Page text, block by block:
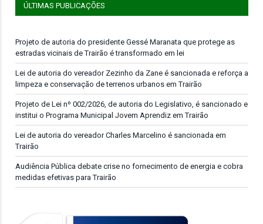
ÚLTIMAS PUBLICAÇÕES
Projeto de autoria do presidente Gessé Maranata que protege as
estradas vicinais de Trairão é transformado em lei
Lei de autoria do vereador Zezinho da Zane é sancionada e reforça a
limpeza e conservação de terrenos urbanos em Trairão
Projeto de Lei nº 002/2026, de autoria do Legislativo, é sancionado e
institui o Programa Municipal Jovem Aprendiz em Trairão
Lei de autoria do vereador Charles Marcelino é sancionada em
Trairão
Audiência Pública debate crise no fornecimento de energia e cobra
medidas efetivas para Trairão